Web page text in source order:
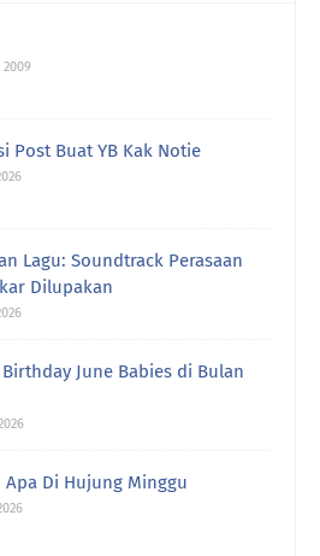
Post Buat YB Kak Notie
Lagu: Soundtrack Perasaan
Dilupakan
June Babies di Bulan
Apa Di Hujung Minggu